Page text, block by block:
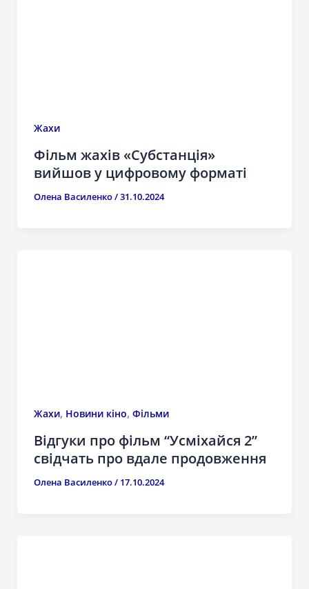
Жахи
Фільм жахів «Субстанція»
вийшов у цифровому форматі
Олена Василенко/31.10.2024
Жахи, Новини кіно, Фільми
Відгуки про фільм “Усміхайся 2”
свідчать про вдале продовження
Олена Василенко/ 17.10.2024